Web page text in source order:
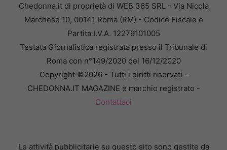
Chedonna.it di proprietà di WEB 365 SRL - Via Nicola
Marchese 10, 00141 Roma (RM) - Codice Fiscale e
Partita I.V.A. 12279101005
Testata Giornalistica registrata presso il Tribunale di
Roma con n°149/2020 del 16/12/2020
Copyright ©2026 - Tutti i diritti riservati -
CHEDONNA.IT MAGAZINE è marchio registrato -
Contattaci
Le attività pubblicitarie su questo sito sono gestite da